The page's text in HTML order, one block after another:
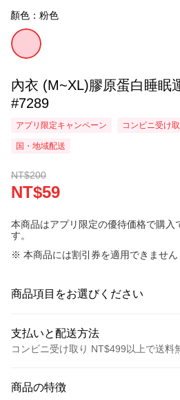
顏色：粉色
內衣 (M~XL)膠原蛋白睡眠
#7289
アプリ限定キャンペーン コンビニ受け
国・地域配送
NT$200
NT$59
本商品はアプリ限定の優待価格で購入
す。
※ 本商品には割引券を適用できません
商品項目をお選びください
支払いと配送方法
コンビニ受け取り NT$499以上で送料
クレジットカード1回払い
商品の特徴